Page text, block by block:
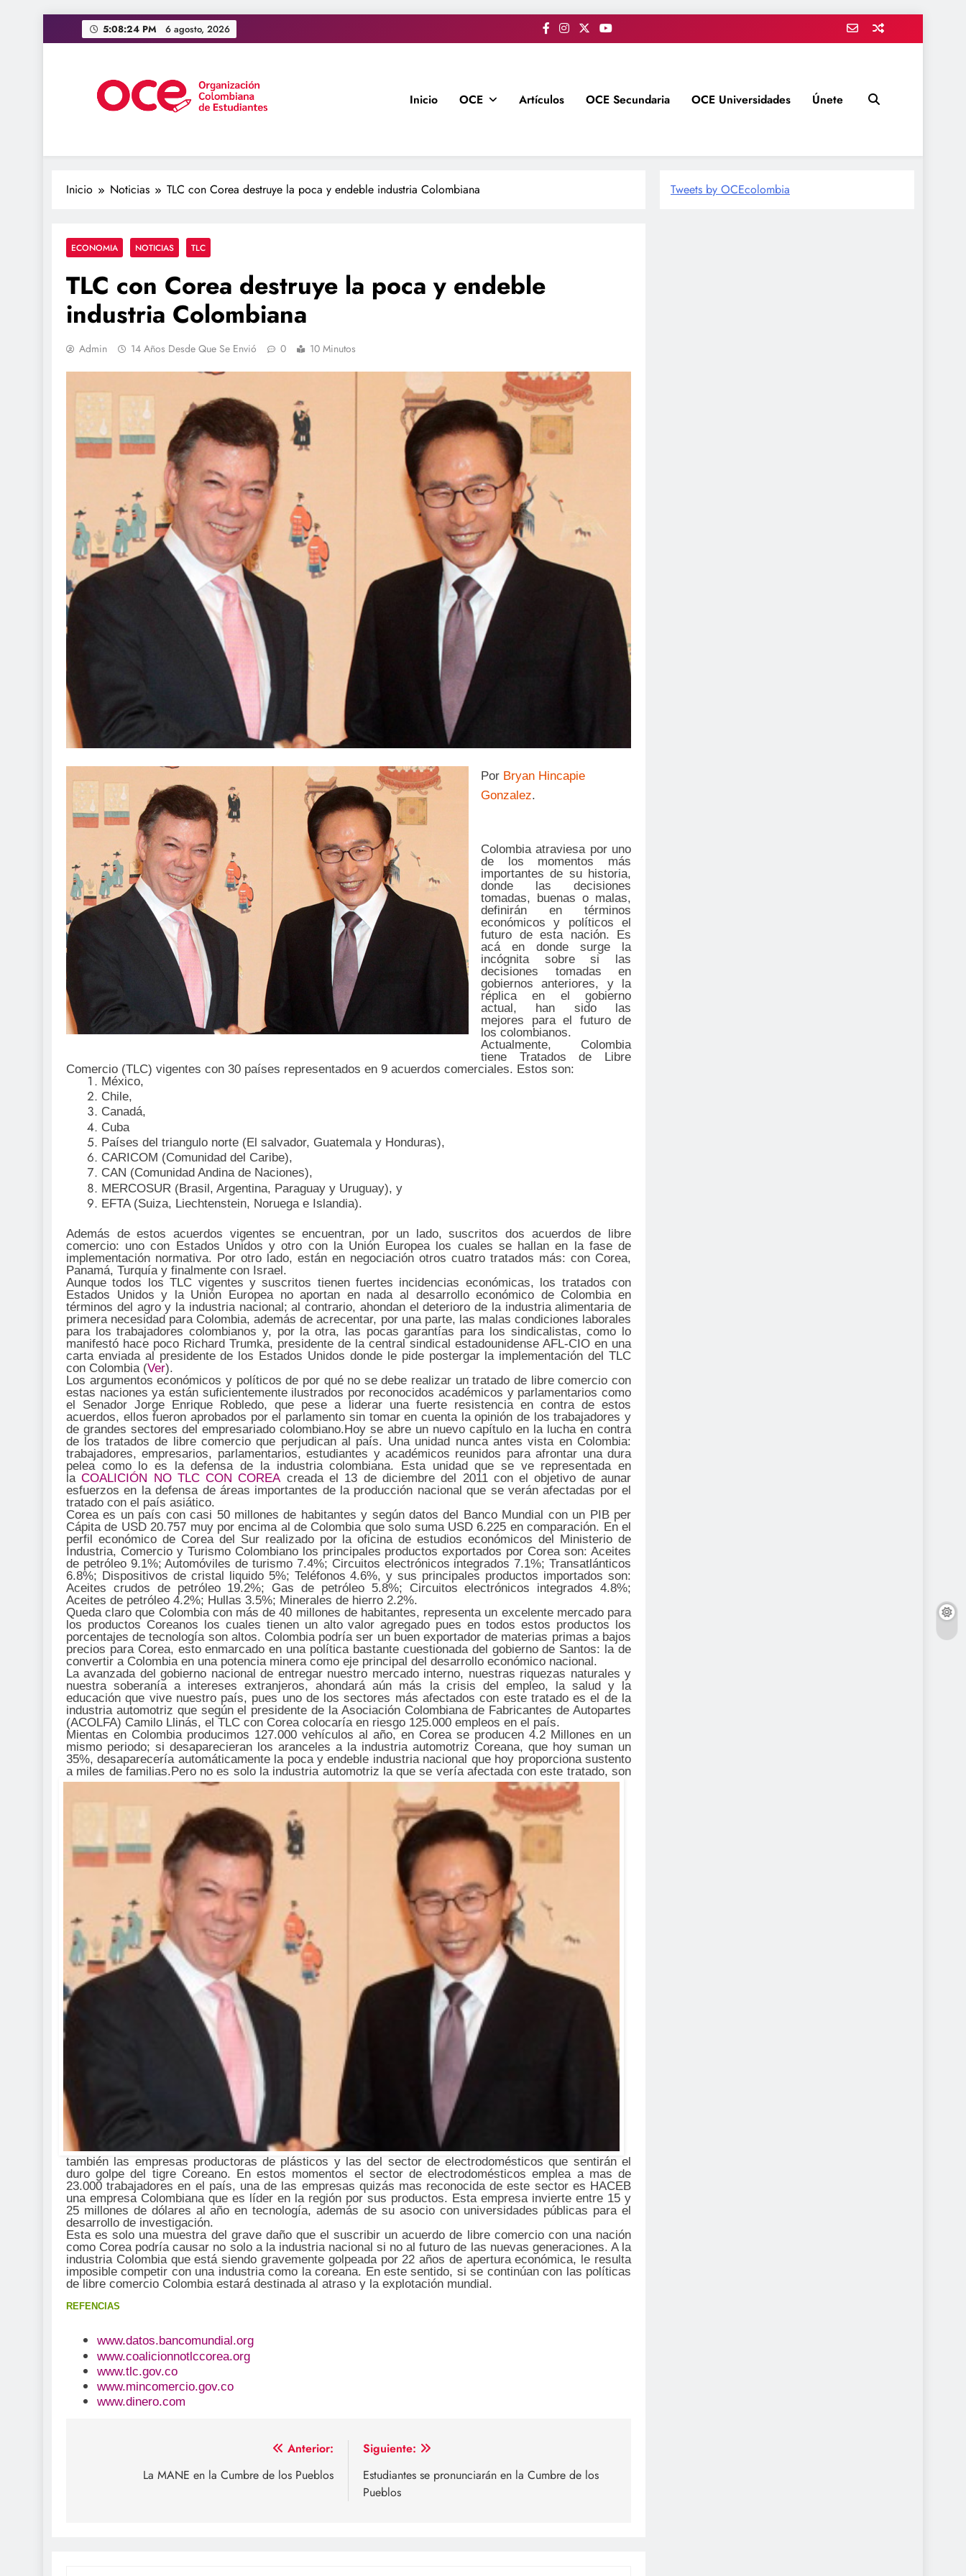
al
5:08:25 PM 6 agosto, 2026
OCE Colombia
Inicio OCE Artículos OCE Secundaria OCE Universidades Únete
Inicio Noticias TLC con Corea destruye la poca y endeble industria Colombiana
ECONOMIA NOTICIAS TLC
TLC con Corea destruye la poca y endeble
industria Colombiana
Admin 14 Años Desde Que Se Envió 0 10 Minutos
Por Bryan Hincapie
Gonzalez.
Colombia atraviesa por uno
de los momentos más
importantes de su historia,
donde las decisiones
tomadas, buenas o malas,
definirán en términos
económicos y políticos el
futuro de esta nación. Es
acá en donde surge la
incógnita sobre si las
decisiones tomadas en
gobiernos anteriores, y la
réplica en el gobierno
actual, han sido las
mejores para el futuro de
los colombianos.
Actualmente, Colombia
tiene Tratados de Libre
Comercio (TLC) vigentes con 30 países representados en 9 acuerdos comerciales. Estos son:
México,
Chile,
Canadá,
Cuba
Países del triangulo norte (El salvador, Guatemala y Honduras),
CARICOM (Comunidad del Caribe),
CAN (Comunidad Andina de Naciones),
MERCOSUR (Brasil, Argentina, Paraguay y Uruguay), y
EFTA (Suiza, Liechtenstein, Noruega e Islandia).
Además de estos acuerdos vigentes se encuentran, por un lado, suscritos dos acuerdos de libre
comercio: uno con Estados Unidos y otro con la Unión Europea los cuales se hallan en la fase de
implementación normativa. Por otro lado, están en negociación otros cuatro tratados más: con Corea,
Panamá, Turquía y finalmente con Israel.
Aunque todos los TLC vigentes y suscritos tienen fuertes incidencias económicas, los tratados con
Estados Unidos y la Unión Europea no aportan en nada al desarrollo económico de Colombia en
términos del agro y la industria nacional; al contrario, ahondan el deterioro de la industria alimentaria de
primera necesidad para Colombia, además de acrecentar, por una parte, las malas condiciones laborales
para los trabajadores colombianos y, por la otra, las pocas garantías para los sindicalistas, como lo
manifestó hace poco Richard Trumka, presidente de la central sindical estadounidense AFL-CIO en una
carta enviada al presidente de los Estados Unidos donde le pide postergar la implementación del TLC
con Colombia (Ver).
Los argumentos económicos y políticos de por qué no se debe realizar un tratado de libre comercio con
estas naciones ya están suficientemente ilustrados por reconocidos académicos y parlamentarios como
el Senador Jorge Enrique Robledo, que pese a liderar una fuerte resistencia en contra de estos
acuerdos, ellos fueron aprobados por el parlamento sin tomar en cuenta la opinión de los trabajadores y
de grandes sectores del empresariado colombiano.Hoy se abre un nuevo capítulo en la lucha en contra
de los tratados de libre comercio que perjudican al país. Una unidad nunca antes vista en Colombia:
trabajadores, empresarios, parlamentarios, estudiantes y académicos reunidos para afrontar una dura
pelea como lo es la defensa de la industria colombiana. Esta unidad que se ve representada en
laCOALICIÓN NO TLC CON COREAcreada el 13 de diciembre del 2011 con el objetivo de aunar
esfuerzos en la defensa de áreas importantes de la producción nacional que se verán afectadas por el
tratado con el país asiático.
Corea es un país con casi 50 millones de habitantes y según datos del Banco Mundial con un PIB per
Cápita de USD 20.757 muy por encima al de Colombia que solo suma USD 6.225 en comparación. En el
perfil económico de Corea del Sur realizado por la oficina de estudios económicos del Ministerio de
Industria, Comercio y Turismo Colombiano los principales productos exportados por Corea son: Aceites
de petróleo 9.1%; Automóviles de turismo 7.4%; Circuitos electrónicos integrados 7.1%; Transatlánticos
6.8%; Dispositivos de cristal liquido 5%; Teléfonos 4.6%, y sus principales productos importados son:
Aceites crudos de petróleo 19.2%; Gas de petróleo 5.8%; Circuitos electrónicos integrados 4.8%;
Aceites de petróleo 4.2%; Hullas 3.5%; Minerales de hierro 2.2%.
Queda claro que Colombia con más de 40 millones de habitantes, representa un excelente mercado para
los productos Coreanos los cuales tienen un alto valor agregado pues en todos estos productos los
porcentajes de tecnología son altos. Colombia podría ser un buen exportador de materias primas a bajos
precios para Corea, esto enmarcado en una política bastante cuestionada del gobierno de Santos: la de
convertir a Colombia en una potencia minera como eje principal del desarrollo económico nacional.
La avanzada del gobierno nacional de entregar nuestro mercado interno, nuestras riquezas naturales y
nuestra soberanía a intereses extranjeros, ahondará aún más la crisis del empleo, la salud y la
educación que vive nuestro país, pues uno de los sectores más afectados con este tratado es el de la
industria automotriz que según el presidente de la Asociación Colombiana de Fabricantes de Autopartes
(ACOLFA) Camilo Llinás, el TLC con Corea colocaría en riesgo 125.000 empleos en el país.
Mientas en Colombia producimos 127.000 vehículos al año, en Corea se producen 4.2 Millones en un
mismo periodo; si desaparecieran los aranceles a la industria automotriz Coreana, que hoy suman un
35%, desaparecería automáticamente la poca y endeble industria nacional que hoy proporciona sustento
a miles de familias. Pero no es solo la industria automotriz la que se vería afectada con este tratado, son
también las empresas productoras de plásticos y las del sector de electrodomésticos que sentirán el
duro golpe del tigre Coreano. En estos momentos el sector de electrodomésticos emplea a mas de
23.000 trabajadores en el país, una de las empresas quizás mas reconocida de este sector es HACEB
una empresa Colombiana que es líder en la región por sus productos. Esta empresa invierte entre 15 y
25 millones de dólares al año en tecnología, además de su asocio con universidades públicas para el
desarrollo de investigación.
Esta es solo una muestra del grave daño que el suscribir un acuerdo de libre comercio con una nación
como Corea podría causar no solo a la industria nacional si no al futuro de las nuevas generaciones. A la
industria Colombia que está siendo gravemente golpeada por 22 años de apertura económica, le resulta
imposible competir con una industria como la coreana. En este sentido, si se continúan con las políticas
de libre comercio Colombia estará destinada al atraso y la explotación mundial.
REFENCIAS
www.datos.bancomundial.org
www.coalicionnotlccorea.org
www.tlc.gov.co
www.mincomercio.gov.co
www.dinero.com
Anterior:
La MANE en la Cumbre de los Pueblos
Siguiente:
Estudiantes se pronunciarán en la Cumbre de los
Pueblos
Tweets by OCEcolombia